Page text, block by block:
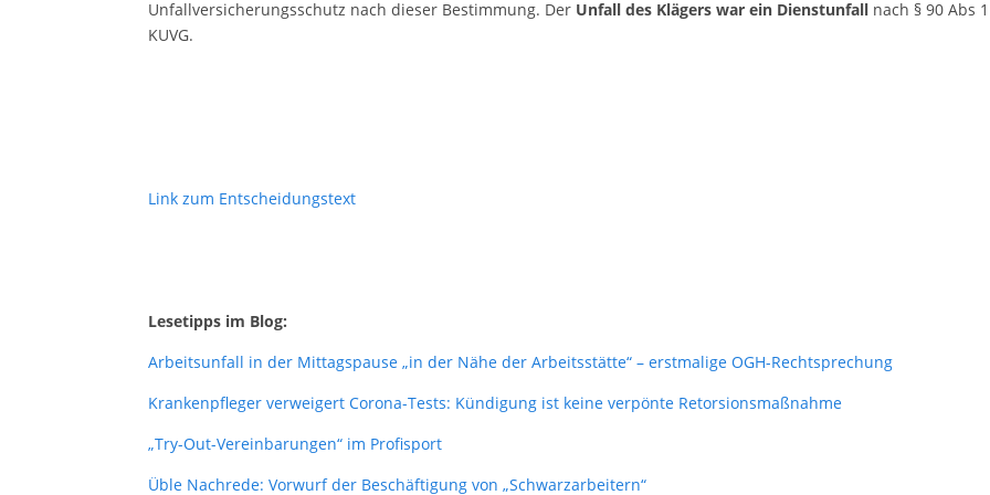
Unfallversicherungsschutz nach dieser Bestimmung. Der Unfall des Klägers war ein Dienstunfall nach § 90 Abs
KUVG.
Link zum Entscheidungstext
Lesetipps im Blog:
Arbeitsunfall in der Mittagspause „in der Nähe der Arbeitsstätte“ – erstmalige OGH-Rechtsprechung
Krankenpfleger verweigert Corona-Tests: Kündigung ist keine verpönte Retorsionsmaßnahme
„Try-Out-Vereinbarungen“ im Profisport
Üble Nachrede: Vorwurf der Beschäftigung von „Schwarzarbeitern“